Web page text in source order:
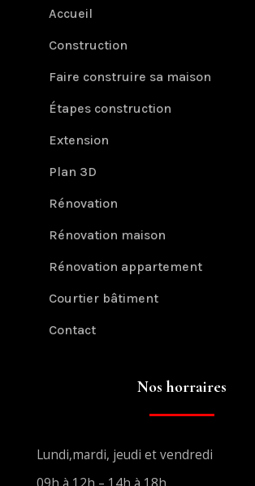
Accueil
Construction
Faire construire sa maison
Étapes construction
Extension
Plan 3D
Rénovation
Rénovation maison
Rénovation appartement
Courtier bâtiment
Contact
Nos horraires
Lundi,mardi, jeudi et vendredi